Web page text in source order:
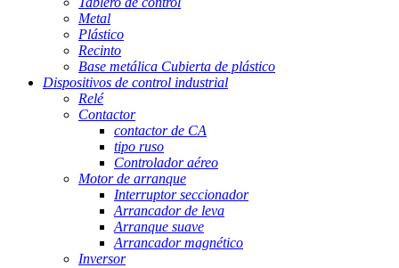
Metal
Plástico
Recinto
Base metálica Cubierta de plástico
Dispositivos de control industrial
Relé
Contactor
contactor de CA
tipo ruso
Controlador aéreo
Motor de arranque
Interruptor seccionador
Arrancador de leva
Arranque suave
Arrancador magnético
Inversor